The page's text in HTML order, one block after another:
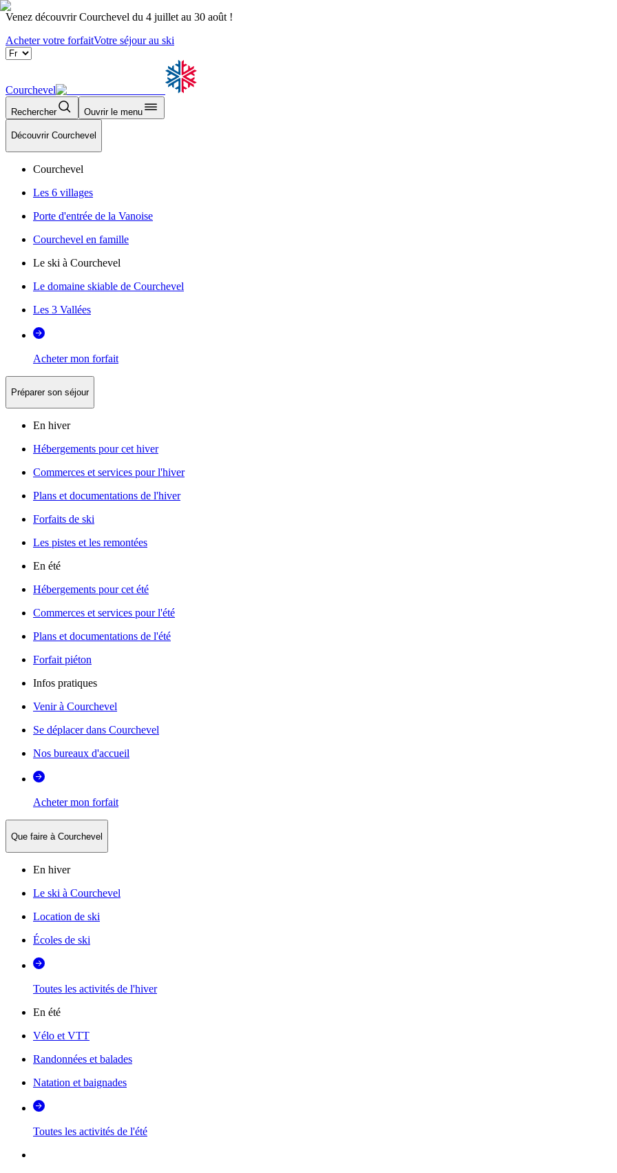
Venez découvrir Courchevel du 4 juillet au 30 août !
Acheter votre forfaitVotre séjour au ski
Courchevel
Rechercher Ouvrir le menu
Découvrir Courchevel
Courchevel
Les 6 villages
Porte d'entrée de la Vanoise
Courchevel en famille
Le ski à Courchevel
Le domaine skiable de Courchevel
Les 3 Vallées
Acheter mon forfait
Préparer son séjour
En hiver
Hébergements pour cet hiver
Commerces et services pour l'hiver
Plans et documentations de l'hiver
Forfaits de ski
Les pistes et les remontées
En été
Hébergements pour cet été
Commerces et services pour l'été
Plans et documentations de l'été
Forfait piéton
Infos pratiques
Venir à Courchevel
Se déplacer dans Courchevel
Nos bureaux d'accueil
Acheter mon forfait
Que faire à Courchevel
En hiver
Le ski à Courchevel
Location de ski
Écoles de ski
Toutes les activités de l'hiver
En été
Vélo et VTT
Randonnées et balades
Natation et baignades
Toutes les activités de l'été